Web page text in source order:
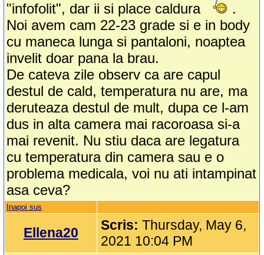
"infofolit", dar ii si place caldura
.
Noi avem cam 22-23 grade si e in body
cu maneca lunga si pantaloni, noaptea
invelit doar pana la brau.
De cateva zile observ ca are capul
destul de cald, temperatura nu are, ma
deruteaza destul de mult, dupa ce l-am
dus in alta camera mai racoroasa si-a
mai revenit. Nu stiu daca are legatura
cu temperatura din camera sau e o
problema medicala, voi nu ati intampinat
asa ceva?
Inapoi sus
Ellena20 Scris:Thursday, May 6,
2021 10:04 PM